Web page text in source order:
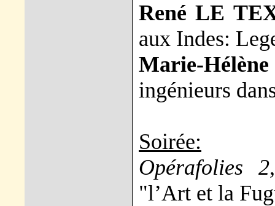
René LE
aux Indes:
Marie-
ingénieurs
Soirée:
Opérafolies 2
"l’Art et la